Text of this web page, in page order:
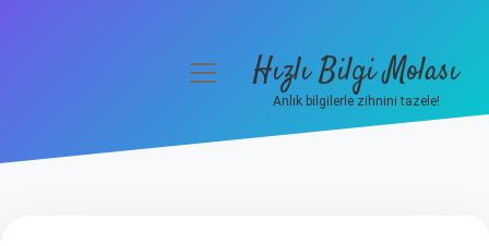
menüyüHızlı Bilgi Molası
Anlık bilgilerle zihnini tazele!